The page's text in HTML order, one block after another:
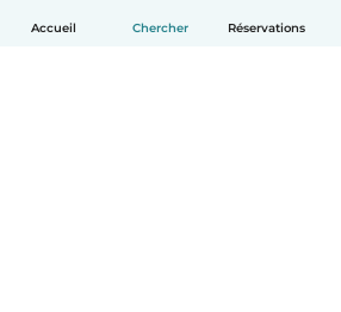
Accueil Chercher Réservations